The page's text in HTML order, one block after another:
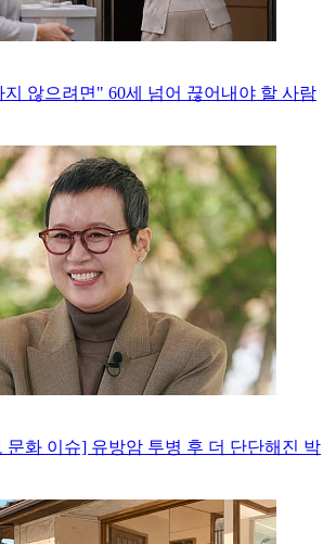
지 않으려면" 60세 넘어 끊어내야 할 사람
문화 이슈] 유방암 투병 후 더 단단해진 박